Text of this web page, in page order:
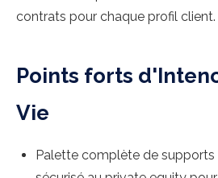
contrats pour chaque profil client.
Points forts
Vie
Palette complète de supports